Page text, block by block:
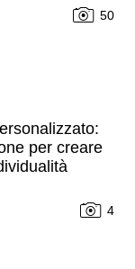
50
per creare
4